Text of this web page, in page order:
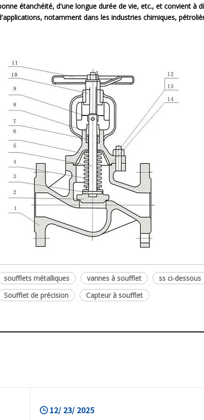
étanchéité, d'une longue durée de vie, etc., et convient à
notamment dans les industries chimiques,
soufflets métalliques vannes à soufflet ss ci-dessous
Soufflet de précision
Capteur à soufflet
12/ 23/ 2025